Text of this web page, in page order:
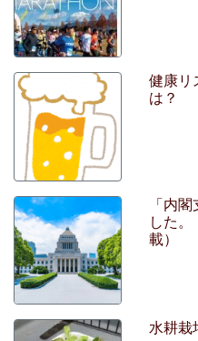
健康リ
は？
「内
した
載）
水耕栽